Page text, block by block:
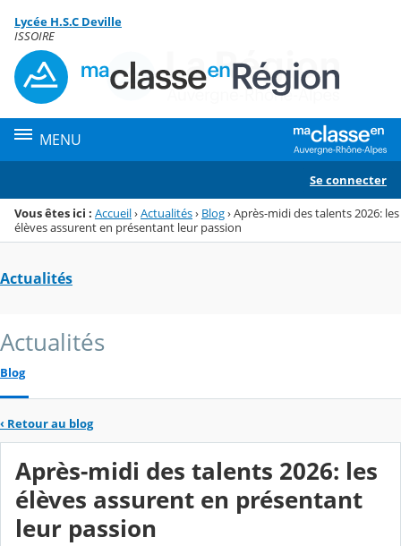
Menu de la rubrique
Contenu
Lycée H.S.C Deville
ISSOIRE
MENU
Se connecter
Vous êtes ici : Accueil›Actualités› Blog›Après-midi des talents 2026: les
élèves assurent en présentant leur passion
Actualités
Actualités
Blog
‹ Retour au blog
Après-midi des talents 2026: les
élèves assurent en présentant
leur passion